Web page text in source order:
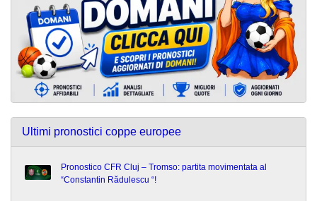
Ultimi pronostici coppe europee
Pronostico CFR Cluj – Tromso: partita movimentata al
“Constantin Rădulescu “!